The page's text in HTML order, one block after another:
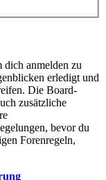
dich anmelden zu
erledigt und
Die Board-
zusätzliche
bevor du
Forenregeln,